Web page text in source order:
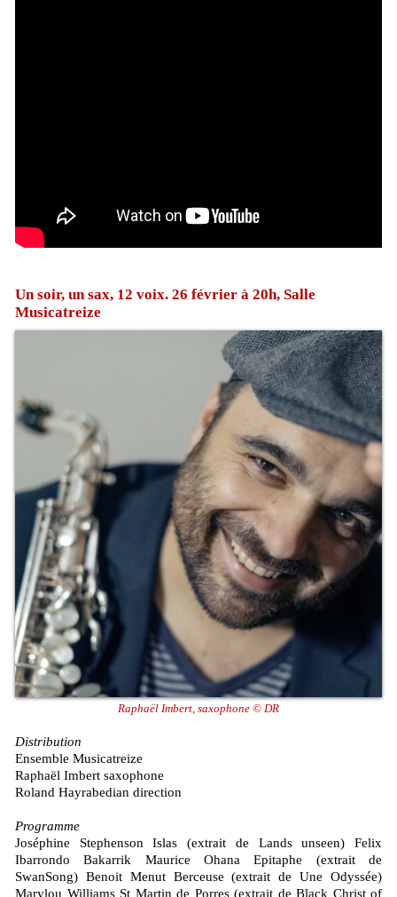
Un soir, un sax, 12 voix. 26 février à 20h, Salle
Musicatreize
Raphaël Imbert, saxophone © DR
Distribution
Ensemble Musicatreize
Raphaël Imbert saxophone
Roland Hayrabedian direction
Programme
Joséphine Stephenson Islas (extrait de Lands unseen) Felix
Ibarrondo Bakarrik Maurice Ohana Epitaphe (extrait de
SwanSong) Benoit Menut Berceuse (extrait de Une Odyssée)
Marylou Williams St Martin de Porres (extrait de Black Christ of